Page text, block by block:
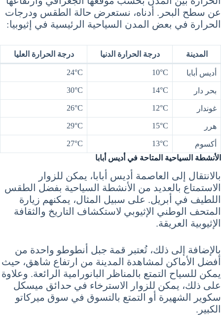
عن سطح البحر. أدناه، نستعرض حالة الطقس ودرجات
الحرارة في بعض المدن السياحية الرئيسية في إثيوبيا:
المدينة درجة الحرارة الدنيا درجة الحرارة العليا
أديس أبابا 10°C
24°C
بحر دار 14°C
30°C
غوندار 12°C
26°C
هرر 15°C
29°C
أكسوم 13°C
27°C
الأنشطة السياحية المتاحة في أديس أبابا
بالانتقال إلى العاصمة أديس أبابا، يمكن للزوار
الاستمتاع بالعديد من الأنشطة السياحية بفضل الطقس
اللطيف في أبريل. على سبيل المثال، يمكنهم زيارة
المتحف الوطني الإثيوبي لاستكشاف التاريخ والثقافة
الإثيوبية العريقة.
بالإضافة إلى ذلك، تُعتبر قمة جبل أنطوطو واحدة من
أفضل الأماكن لمشاهدة المدينة من ارتفاع شاهق، حيث
يمكن للسياح التمتع بالمناظر البانورامية الرائعة. وعلاوة
على ذلك، يمكن للزوار الاسترخاء في حدائق ميسكل
سكوير الشهيرة أو التمتع بالتسوق في سوق ميركاتو
الكبير.